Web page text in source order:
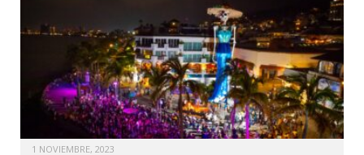
1 NOVIEMBRE, 2023